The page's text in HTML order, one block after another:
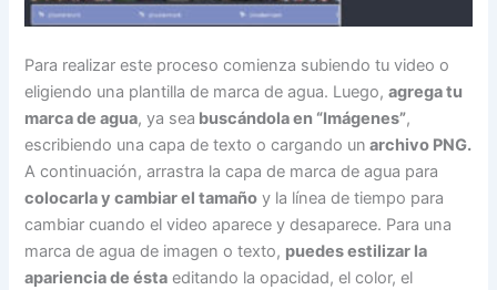
Para realizar este proceso comienza subiendo tu video o
eligiendo una plantilla de marca de agua. Luego,agrega tu
marca de agua, ya sea buscándola en “Imágenes”,
escribiendo una capa de texto o cargando un archivo PNG.
A continuación, arrastra la capa de marca de agua para
colocarla y cambiar el tamaño y la línea de tiempo para
cambiar cuando el video aparece y desaparece. Para una
marca de agua de imagen o texto, puedes estilizar la
apariencia de ésta editando la opacidad, el color, el